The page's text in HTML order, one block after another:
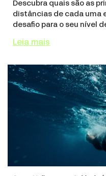
Descubra quais são as
distâncias de cada uma
desafio para o seu nível
Leia mais